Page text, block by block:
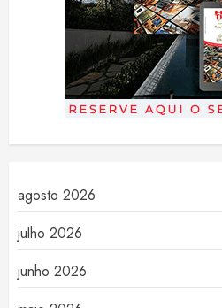
agosto 2026
julho 2026
junho 2026